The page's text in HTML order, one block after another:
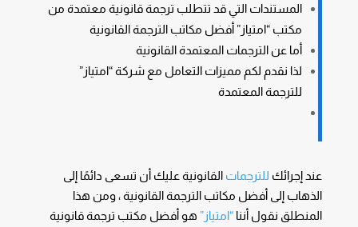
المستندات التي قد تتطلب ترجمة قانونية معتمدة من
مكتب “امتياز” أفضل مكاتب الترجمة القانونية
أما عن الترجمات المعتمدة القانونية
لذا نقدم لكم مميزات التعامل مع شركة “امتياز”
للترجمة المعتمدة
عند إجرائك للترجمات القانونية عليك أن تسعى دائمًا إلى
الذهاب إلى أفضل مكاتب الترجمة القانونية ، ومن هذا
المنطلق نقول أننا “امتياز” هو أفضل مكتب ترجمة قانونية